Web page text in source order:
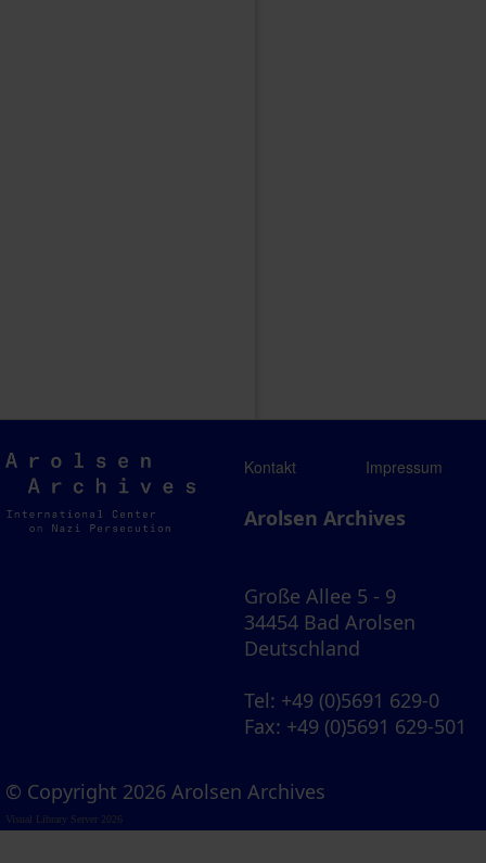
Arolsen
Archives
Kontakt Impressum
Arolsen Archives
Große Allee 5 - 9
34454 Bad Arolsen
Deutschland
Tel: +49 (0)5691 629-0
Fax: +49 (0)5691 629-501
© Copyright 2026 Arolsen Archives
Visual Library Server 2026